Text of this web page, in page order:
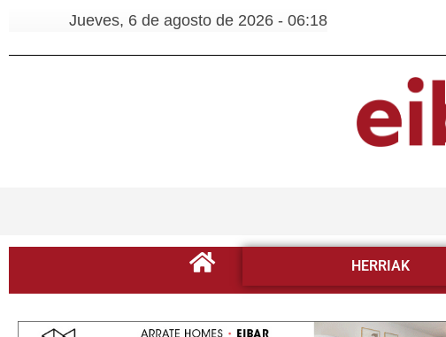
Jueves, 6 de agosto de 2026 - 06:18
HERRIAK